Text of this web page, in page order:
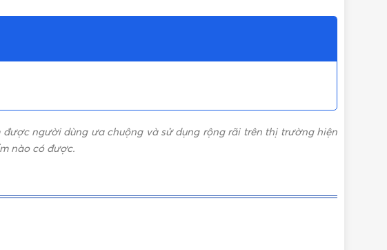
người dùng ưa chuộng và sử dụng rộng rãi trên thị trường hiện
nào có được.